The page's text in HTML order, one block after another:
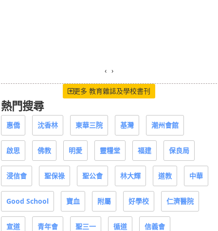
‹ ›
更多 教育雜誌及學校書刊
熱門搜尋
惠僑 沈香林 東華三院 基灣 潮州會館
啟思 佛教 明愛 靈糧堂 福建 保良局
浸信會 聖保祿 聖公會 林大輝 道教 中華
Good School 寶血 附屬 好學校 仁濟醫院
宣道 青年會 聖三一 循道 信義會